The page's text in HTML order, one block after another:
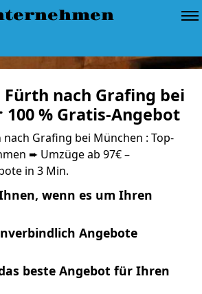
Fürth nach Grafing bei
% Gratis-Angebot
Grafing bei München : Top-
➨ Umzüge ab 97€ –
in 3 Min.
wenn es um Ihren
Angebote
beste Angebot für Ihren